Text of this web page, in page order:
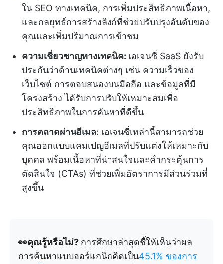
ใน SEO ทางเทคนิค, การเพิ่มประสิทธิภาพเนื้อหา,
และกลยุทธ์การสร้างลิงก์ที่ช่วยปรับปรุงอันดับของ
คุณและเพิ่มปริมาณการเข้าชม
ความเชี่ยวชาญทางเทคนิค: เอเจนซี่ SaaS ยังรับ
ประกันว่าด้านเทคนิคต่างๆ เช่น ความเร็วของ
เว็บไซต์ การตอบสนองบนมือถือ และข้อมูลที่มี
โครงสร้าง ได้รับการปรับให้เหมาะสมเพื่อ
ประสิทธิภาพในการค้นหาที่ดีขึ้น
การตลาดผ่านอีเมล: เอเจนซี่เหล่านี้สามารถช่วย
คุณออกแบบแคมเปญอีเมลที่ปรับแต่งให้เหมาะกับ
บุคคล พร้อมเนื้อหาที่น่าสนใจและคำกระตุ้นการ
ตัดสินใจ (CTAs) ที่ช่วยเพิ่มอัตราการมีส่วนร่วมที่
สูงขึ้น
👀คุณรู้หรือไม่? การศึกษาล่าสุดชี้ให้เห็นว่าผล
การค้นหาแบบออร์แกนิกคิดเป็น45.1% ของการ